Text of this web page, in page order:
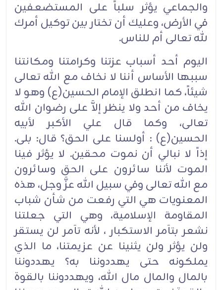
والجماعي يؤثر سلباً على المستضعفين
في الأرض، وعليك أن تختار بين توكيل أمرك
لله تعالى أم للناس.
اليوم أحد أسباب عزتنا وكرامتنا ومكانتنا
سببها الأساس أننا لا نخاف مع الله تعالى
شيئاً، كما انطلق الإمام الحسين(ع) وهو لا
يخاف من أحد ولا ينظر إلاَّ على رضوان الله
تعالى، وكما قال علي الأكبر لأبيه
الحسين(ع) : أولسنا على الحق؟ قال: بلى.
إذاً لا نبالي أن نموت محقين. لا يؤثر فينا
الموت لأننا سائرون على الحق وسائرون
مع الله تعالى وفي سبيل الله عزَّ وجل، هذه
المعنويات هي التي رفعت من شأن شباب
المقاومة الإسلامية، وهي التي جعلتنا
نشعر بتآمر الاستكبار ، لأنه تآمر لن يستقر
ولن يؤثر ولن يثنينا عن عزيمتنا، ما الذي
يملكونه حتى يهددوننا به؟ يهددوننا
بالمال والمال مال الله، ويهددوننا بالقوة